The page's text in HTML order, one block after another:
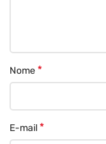
Nome *
E-mail *